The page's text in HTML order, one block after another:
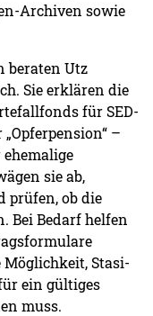
Archiven sowie
beraten Utz
Sie erklären die
für SED-
–
sie ab,
prüfen, ob die
Bei Bedarf helfen
Stasi-
ein gültiges
muss.